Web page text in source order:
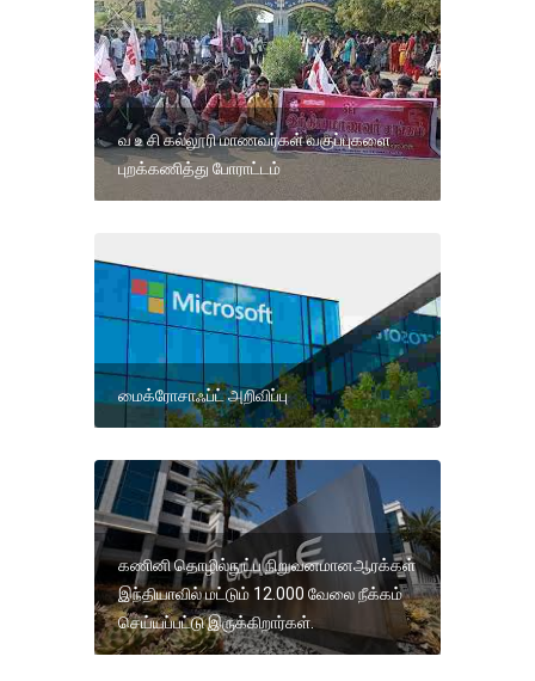
வ உ சி கல்லூரி மாணவர்கள் வகுப்புகளை
புறக்கணித்து போராட்டம்
மைக்ரோசாஃப்ட் அறிவிப்பு
கணினி தொழில்நுட்ப நிறுவனமானஆரக்கள்
இந்தியாவில் மட்டும் 12.000 வேலை நீக்கம்
செய்யப்பட்டு இருக்கிறார்கள்.